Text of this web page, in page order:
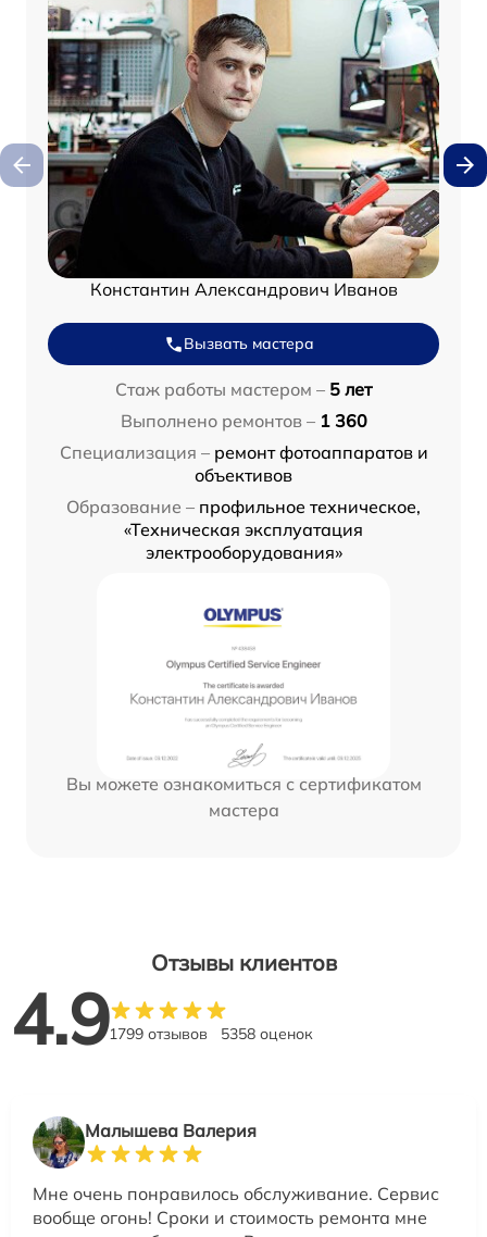
Константин Александрович Иванов
Вызвать мастера
Стаж работы мастером – 5 лет
Выполнено ремонтов – 1 360
Специализация – ремонт фотоаппаратов и
объективов
Образование – профильное техническое,
«Техническая эксплуатация
электрооборудования»
Вы можете ознакомиться с сертификатом
мастера
Отзывы клиентов
4.91799 отзывов 5358 оценок
Малышева Валерия
Мне очень понравилось обслуживание. Сервис
вообще огонь! Сроки и стоимость ремонта мне